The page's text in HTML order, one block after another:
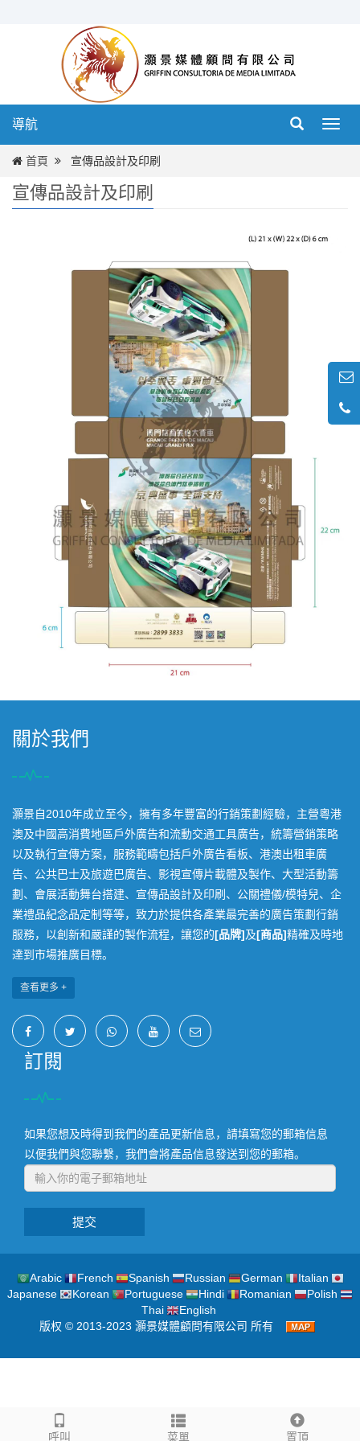
導
導航
首頁 宣傳品設計及印刷
宣傳品設計及印刷
呼叫 菜單 置頂
關於我們
灝景自2010年成立至今，擁有多年豐富的行銷策劃經驗，主營粵港
澳及中國高消費地區戶外廣告和流動交通工具廣告，統籌營銷策略
以及執行宣傳方案，服務範疇包括戶外廣告看板、港澳出租車廣
告、公共巴士及旅遊巴廣告、影視宣傳片載體及製作、大型活動籌
劃、會展活動舞台搭建、宣傳品設計及印刷、公關禮儀/模特兒、企
業禮品紀念品定制等等，致力於提供各產業最完善的廣告策劃行銷
服務，以創新和嚴謹的製作流程，讓您的[品牌]及[商品]精確及時地
達到市場推廣目標。
查看更多 +
訂閱
如果您想及時得到我們的產品更新信息，請填寫您的郵箱信息
以便我們與您聯繫，我們會將產品信息發送到您的郵箱。
提交
Arabic French Spanish Russian German
Italian
Japanese
Korean Portuguese Hindi Romanian
Polish
Thai
English
版权 © 2013-2023 灝景媒體顧問有限公司 所有